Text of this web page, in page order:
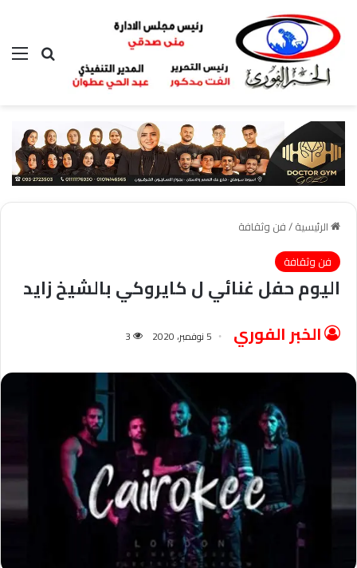
بحث عن
الرئيسية/فن وثقافة
فن وثقافة
اليوم حفل غنائي ل كايروكي بالشيخ زايد
الخبر الفوري 5 نوفمبر، 2020 3